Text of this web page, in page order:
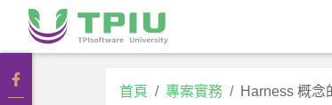
首頁 專案實務 Harness 概念